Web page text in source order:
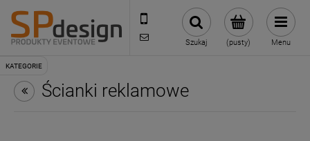
221002030
sklep@reklamydrukarnia.pl
(pusty)
Szukaj Menu
Ścianki reklamowe